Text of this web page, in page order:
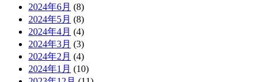
2024年6月 (8)
2024年5月 (8)
2024年4月 (4)
2024年3月 (3)
2024年2月 (4)
2024年1月 (10)